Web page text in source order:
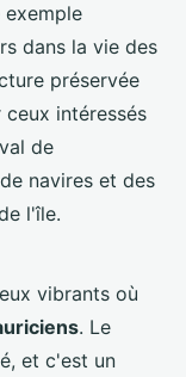
exemple
dans la vie des
préservée
intéressés
de
navires et des
l'île.
vibrants où
. Le
et c'est un